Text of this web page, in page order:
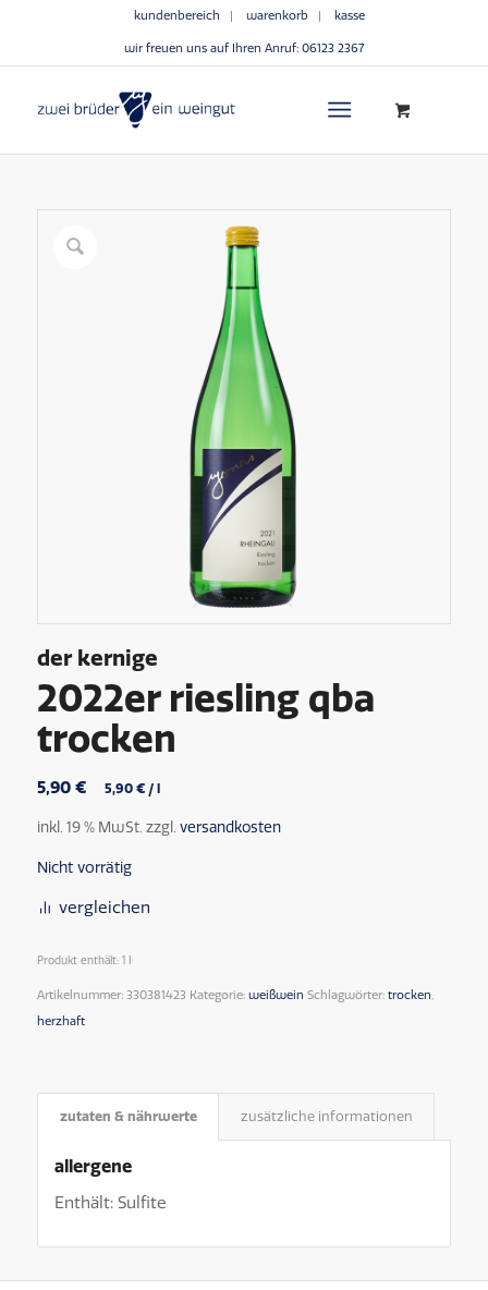
kundenbereich warenkorb kasse
wir freuen uns auf Ihren Anruf: 06123 2367
der kernige
2022er riesling qba
trocken
5,90 € 5,90 €/ l
inkl. 19 % MwSt. zzgl. versandkosten
Nicht vorrätig
vergleichen
Produkt enthält: 1
Artikelnummer: 330381423 Kategorie: weißwein Schlagwörter: trocken,
herzhaft
zutaten & nährwerte zusätzliche informationen
allergene
Enthält: Sulfite